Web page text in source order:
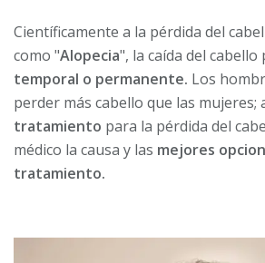
Científicamente a la pérdida del
como "Alopecia", la caída del cabello
temporal o permanente. Los
perder más cabello que las mujeres;
tratamiento para la pérdida del
médico la causa y las mejores
tratamiento.